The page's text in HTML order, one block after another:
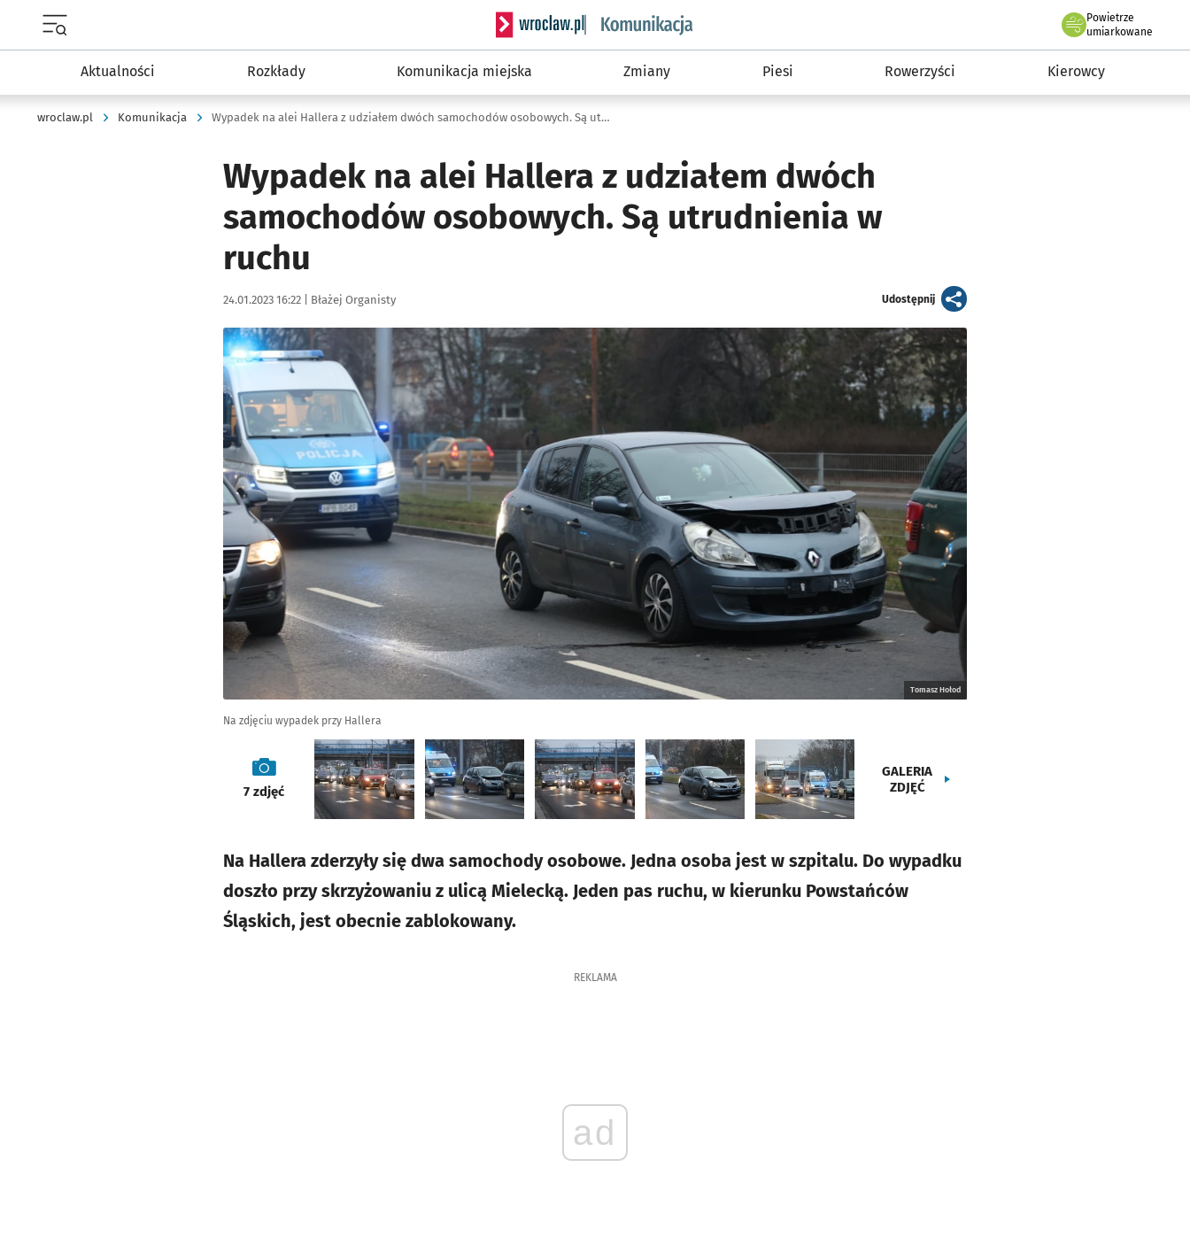
Serwis informacyjny wroclaw.pl podserwis: Komunikacja
Powietrze
we Wrocławiu
umiarkowane
Aktualności Rozkłady Komunikacja miejska Zmiany Piesi Rowerzyści Kierowcy
wroclaw.pl Komunikacja Wypadek na alei Hallera z udziałem dwóch samochodów osobowych. Są utrudnienia w ruchu
Wypadek na alei Hallera z udziałem dwóch
samochodów osobowych. Są utrudnienia w
ruchu
Data publikacji:
24.01.2023 16:22 | Autor:
Błażej Organisty Udostępnijartykuł
Kliknij, aby zobaczyć galerię
Tomasz Hołod
Na zdjęciu wypadek przy Hallera
galeria
7zdjęć
GALERIA
ZDJĘĆ
Na Hallera zderzyły się dwa samochody osobowe. Jedna osoba jest w szpitalu. Do wypadku
doszło przy skrzyżowaniu z ulicą Mielecką. Jeden pas ruchu, w kierunku Powstańców
Śląskich, jest obecnie zablokowany.
REKLAMA
ad